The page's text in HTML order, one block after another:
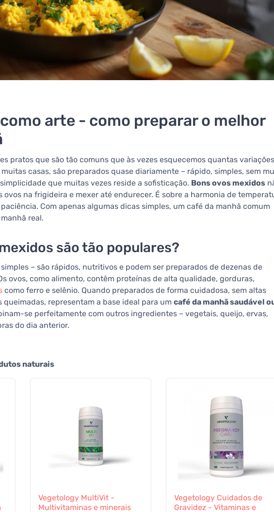
arte - como preparar o melhor
pratos que são tão comuns que às vezes esquecemos quantas
casas, são preparados quase diariamente – rápido, simples, sem
que muitas vezes reside a sofisticação. Bons ovos mexidos
ovos na frigideira e mexer até endurecer. É sobre a harmonia de
Com apenas algumas dicas simples, um café da manhã comum
real.
são tão populares?
– são rápidos, nutritivos e podem ser preparados de dezenas de
ovos, como alimento, contêm proteínas de alta qualidade, gorduras,
como ferro e selênio. Quando preparados de forma cuidadosa, sem altas
representam a base ideal para um café da manhã saudável
se perfeitamente com outros ingredientes – vegetais, queijo, ervas,
do dia anterior.
naturais
Vegetology MultiVit -
Multivitaminas e minerais
Vegetology Cuidados de
Gravidez - Vitaminas e